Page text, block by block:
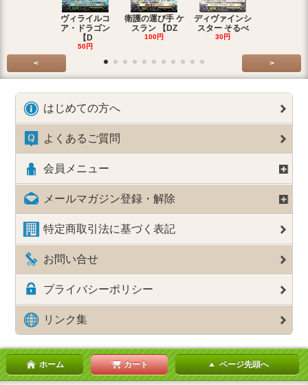
ヴィライルコ
ア・ドラゴン
【D
50円
衛護の運び手 ケ
スラン 【DZ
100円
ディヴァインシ
スター そるべ
30円
< >
はじめての方へ
よくあるご質問
会員メニュー
メールマガジン登録・解除
特定商取引法に基づく表記
お問い合せ
プライバシーポリシー
リンク集
ホーム カート ページ先頭へ